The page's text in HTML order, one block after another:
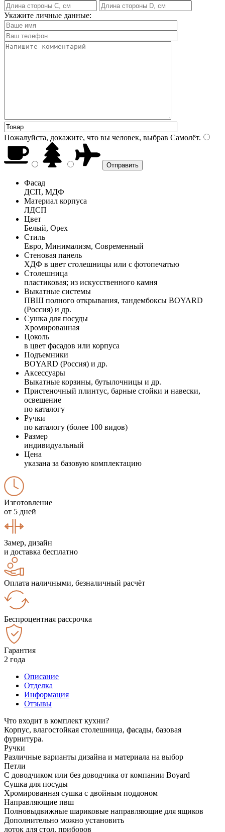
Укажите личные данные:
Пожалуйста, докажите, что вы человек, выбрав Самолёт.
Фасад
ДСП, МДФ
Материал корпуса
ЛДСП
Цвет
Белый, Орех
Стиль
Евро, Минимализм, Современный
Стеновая панель
ХДФ в цвет столешницы или с фотопечатью
Столешница
пластиковая; из искусственного камня
Выкатные системы
ПВШ полного открывания, тандембоксы BOYARD
(Россия) и др.
Сушка для посуды
Хромированная
Цоколь
в цвет фасадов или корпуса
Подъемники
BOYARD (Россия) и др.
Аксессуары
Выкатные корзины, бутылочницы и др.
Пристеночный плинтус, барные стойки и навески,
освещение
по каталогу
Ручки
по каталогу (более 100 видов)
Размер
индивидуальный
Цена
указана за базовую комплектацию
Изготовление
от 5 дней
Замер, дизайн
и доставка бесплатно
Оплата наличными, безналичный расчёт
Беспроцентная рассрочка
Гарантия
2 года
Описание
Отделка
Информация
Отзывы
Что входит в комплект кухни?
Корпус, влагостойкая столешница, фасады, базовая
фурнитура.
Ручки
Различные варианты дизайна и материала на выбор
Петли
С доводчиком или без доводчика от компании Boyard
Сушка для посуды
Хромированная сушка с двойным поддоном
Направляющие пвш
Полновыдвижные шариковые направляющие для ящиков
Дополнительно можно установить
лоток для стол. приборов